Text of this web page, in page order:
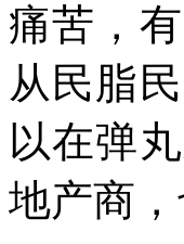
痛苦，
从民脂
以在弹
地产商